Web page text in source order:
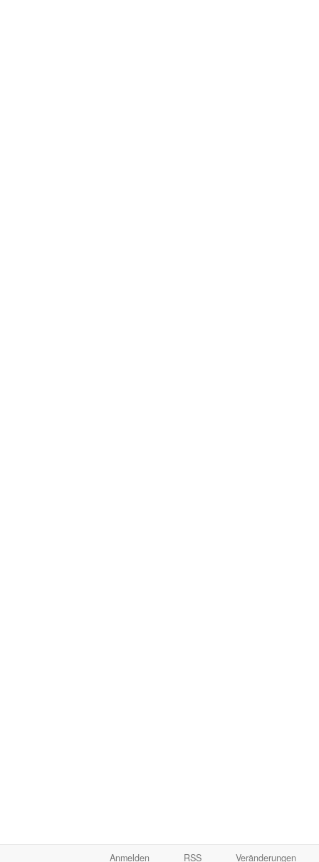
Anmelden RSS Veränderungen